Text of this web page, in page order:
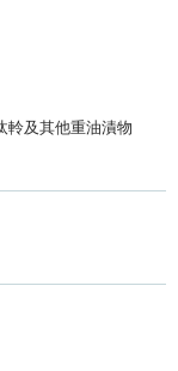
軨及其他重油漬物